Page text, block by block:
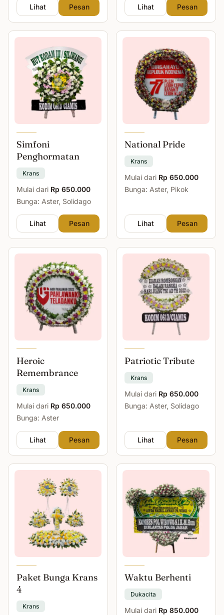
Lihat Pesan Lihat Pesan
Simfoni
Penghormatan
Krans
Mulai dari Rp 650.000
Bunga: Aster, Solidago
Lihat Pesan
National Pride
Krans
Mulai dari Rp 650.000
Bunga: Aster, Pikok
Lihat Pesan
Heroic
Remembrance
Krans
Mulai dari Rp 650.000
Bunga: Aster
Lihat Pesan
Patriotic Tribute
Krans
Mulai dari Rp 650.000
Bunga: Aster, Solidago
Lihat Pesan
Paket Bunga Krans
4
Krans
Waktu Berhenti
Dukacita
Mulai dari Rp 850.000